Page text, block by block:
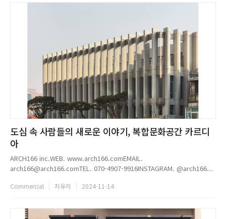
도심 속 사람들의 새로운 이야기, 복합문화공간 카르디
아
ARCH166 inc.WEB. www.arch166.comEMAIL.
arch166@arch166.comTEL. 070-4907-9916INSTAGRAM. @arch166...
Commercial 지유리 2024-11-14